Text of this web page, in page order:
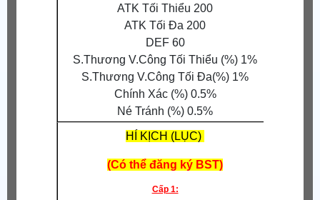
ATK Tối Thiểu 200
ATK Tối Đa 200
DEF 60
S.Thương V.Công Tối Thiểu (%) 1%
S.Thương V.Công Tối Đa(%) 1%
Chính Xác (%) 0.5%
Né Tránh (%) 0.5%
HÍ KỊCH (LỤC)
(Có thể đăng ký BST)
Cấp 1: